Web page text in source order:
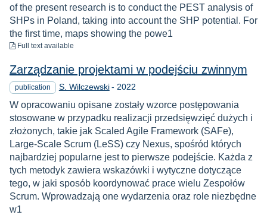
of the present research is to conduct the PEST analysis of
SHPs in Poland, taking into account the SHP potential. For
the first time, maps showing the powe1
Full text available
Zarządzanie projektami w podejściu zwinnym
publication S. Wilczewski - Year
2022
W opracowaniu opisane zostały wzorce postępowania
stosowane w przypadku realizacji przedsięwzięć dużych i
złożonych, takie jak Scaled Agile Framework (SAFe),
Large-Scale Scrum (LeSS) czy Nexus, spośród których
najbardziej popularne jest to pierwsze podejście. Każda z
tych metodyk zawiera wskazówki i wytyczne dotyczące
tego, w jaki sposób koordynować prace wielu Zespołów
Scrum. Wprowadzają one wydarzenia oraz role niezbędne
w1